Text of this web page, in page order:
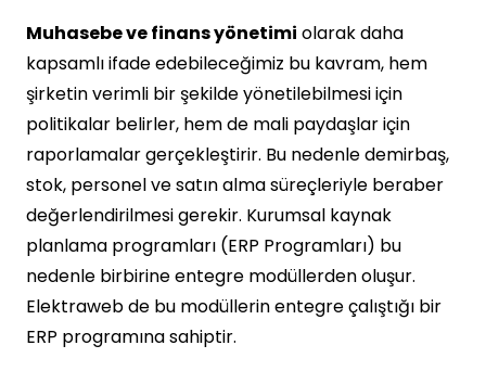
Muhasebe ve finans yönetimi olarak daha
kapsamlı ifade edebileceğimiz bu kavram, hem
şirketin verimli bir şekilde yönetilebilmesi için
politikalar belirler, hem de mali paydaşlar için
raporlamalar gerçekleştirir. Bu nedenle demirbaş,
stok, personel ve satın alma süreçleriyle beraber
değerlendirilmesi gerekir. Kurumsal kaynak
planlama programları (ERP Programları) bu
nedenle birbirine entegre modüllerden oluşur.
Elektraweb de bu modüllerin entegre çalıştığı bir
ERP programına sahiptir.